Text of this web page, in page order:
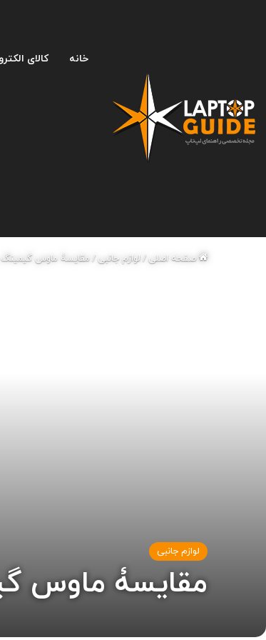
خانه کالای
صفحه اصلی/لوازم جانبی/مقایسۀ ماوس
لوازم جانبی
مقایسۀ ماوس